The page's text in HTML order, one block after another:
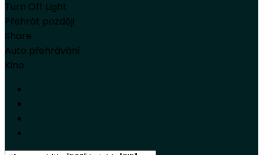
Turn Off Light
Přehrát později
Share
Auto přehrávání
Kino